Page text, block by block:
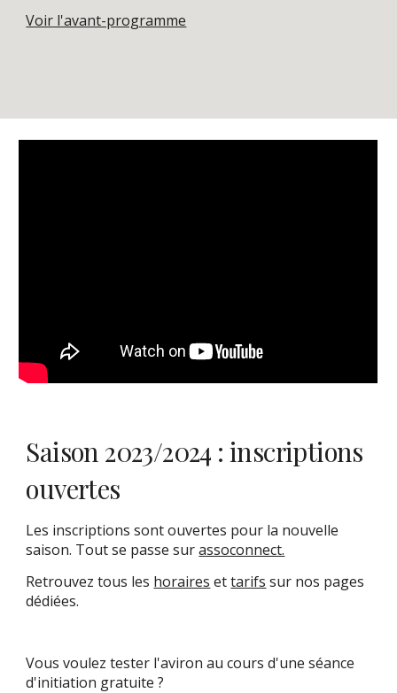
Voir l'avant-programme
Saison 2023/2024 : inscriptions
ouvertes
Les inscriptions sont ouvertes pour la nouvelle
saison. Tout se passe surassoconnect.
Retrouvez tous les horaires ettarifs sur nos pages
dédiées.
Vous voulez tester l'aviron au cours d'une séance
d'initiation gratuite ?